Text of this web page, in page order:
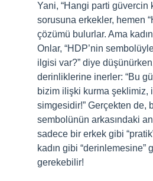
Yani, “Hangi parti güvercin
sorusuna erkekler, hemen
çözümü bulurlar. Ama
Onlar, “HDP’nin
ilgisi var?” diye
derinliklerine inerler: “Bu
bizim ilişki kurma şeklimiz,
simgesidir!” Gerçekten de,
sembolünün arkasındaki
sadece bir erkek gibi
kadın gibi “derinlemesine”
gerekebilir!